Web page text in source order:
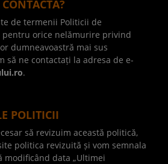
de termenii Politicii de
pentru orice nelămurire privind
dumneavoastră mai sus
să ne contactați la adresa de e-
.
POLITICII
să revizuim această politică,
politica revizuită și vom semnala
modificând data „Ultimei